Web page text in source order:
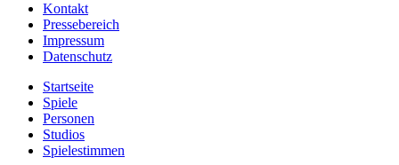
Kontakt
Pressebereich
Impressum
Datenschutz
Startseite
Spiele
Personen
Studios
Spielestimmen